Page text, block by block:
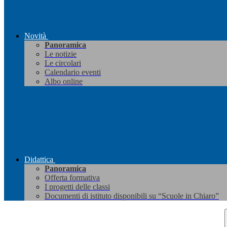
Novità
Panoramica
Le notizie
Le circolari
Calendario eventi
Albo online
Didattica
Panoramica
Offerta formativa
I progetti delle classi
Documenti di istituto disponibili su “Scuole in Chiaro”